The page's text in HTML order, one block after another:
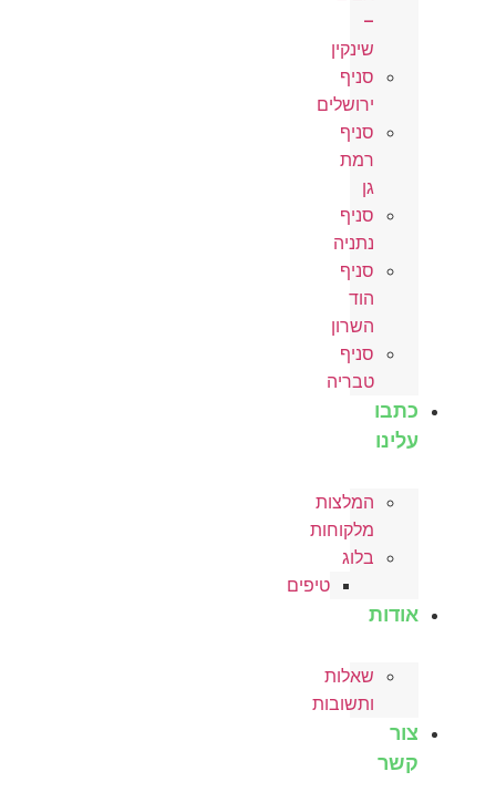
–
שינקין
סניף
ירושלים
סניף
רמת
גן
סניף
נתניה
סניף
הוד
השרון
סניף
טבריה
כתבו
עלינו
המלצות
מלקוחות
בלוג
טיפים
אודות
שאלות
ותשובות
צור
קשר